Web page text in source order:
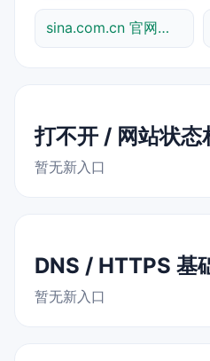
sina.com.cn 官网入口
打不开 / 网站状态
暂无新入口
DNS / HTTPS 基
暂无新入口